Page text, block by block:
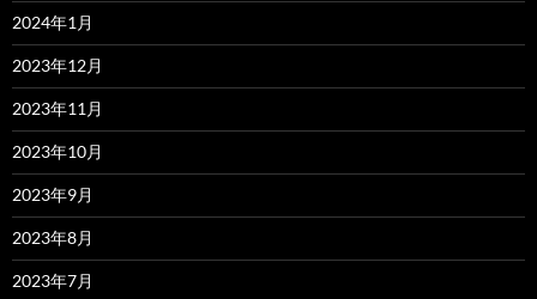
2024年1月
2023年12月
2023年11月
2023年10月
2023年9月
2023年8月
2023年7月